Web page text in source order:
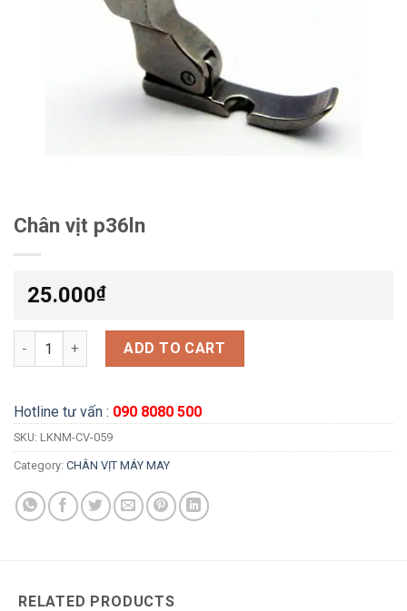
Chân vịt p36ln
25.000₫
Chân vịt p36ln quantityADD TO CART
Hotline tư vấn : 090 8080 500
SKU: LKNM-CV-059
Category: CHÂN VỊT MÁY MAY
RELATED PRODUCTS